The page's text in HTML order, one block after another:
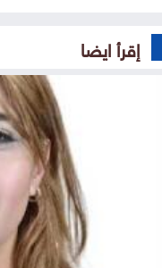
إقرأ ايضا